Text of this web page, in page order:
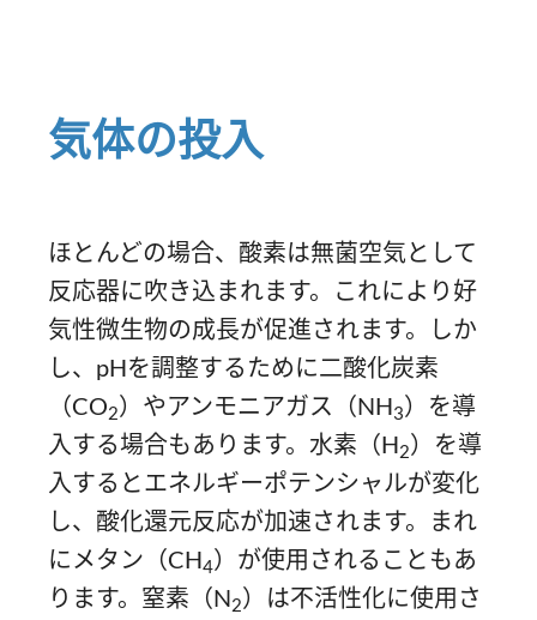
気体の投入
ほとんどの場合、酸素は無菌空気として
反応器に吹き込まれます。これにより好
気性微生物の成長が促進されます。しか
し、pHを調整するために二酸化炭素
（CO2）やアンモニアガス（NH3）を導
入する場合もあります。水素（H2）を導
入するとエネルギーポテンシャルが変化
し、酸化還元反応が加速されます。まれ
にメタン（CH4）が使用されることもあ
ります。窒素（N2）は不活性化に使用さ